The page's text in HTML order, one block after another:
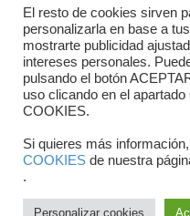
Copyright © 2025 FTCV
El resto de cookies sirven
personalizarla en base a
mostrarte publicidad
intereses personales.
pulsando el botón
uso clicando en el
COOKIES.
Si quieres más
COOKIES de nuestra
.
Personalizar cookies